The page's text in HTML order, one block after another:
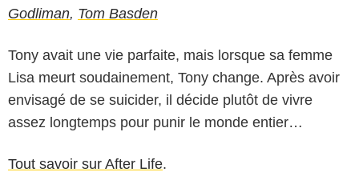
Godliman, Tom Basden
Tony avait une vie parfaite, mais lorsque sa femme
Lisa meurt soudainement, Tony change. Après avoir
envisagé de se suicider, il décide plutôt de vivre
assez longtemps pour punir le monde entier…
Tout savoir sur After Life.